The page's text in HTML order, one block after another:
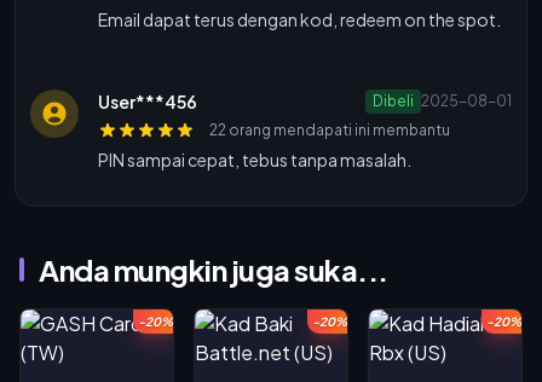
Email dapat terus dengan kod, redeem on the spot.
User***456 Dibeli 2025-08-01
22 orang mendapati ini membantu
PIN sampai cepat, tebus tanpa masalah.
Anda mungkin juga suka...
-20% -20% -20%